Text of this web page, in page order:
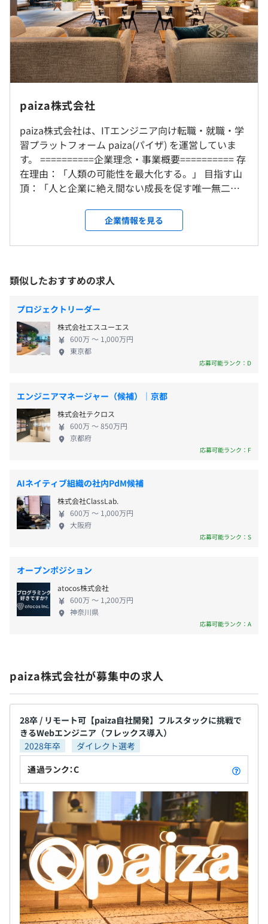
・「守り」の土台から「攻め」の領域まで幅広く裁量を持
てます。アカウント管理だけ、ヘルプデスクだけといった
縦割り業務ではないため、幅広い業務スキルが身に付きま
す。
・モダンなIT環境（クラウド中心）を扱えます(オンプレ
ミスのサーバーゼロ)
くなるかも」と業務効率化の提案をしたり、新しいツール
導入に手を挙げたりでき、経営層や各部門長と直接対話で
きる裁量のある環境です。
・組織拡大においてリーダーやマネジメントのポジション
が狙えます
業務で必要な書籍は社費で購入可能。イベント、勉強会の
問題作成時に得られた知見は、週次のミーティングで共有
っています。
半期に一度の目標設定をベースに、目標達成の振り返り、
ります。
現在は、ハイブリッド勤務です。
＜雇入時＞
東京本社
＜変更範囲＞
なし
受動喫煙防止措置に関する事項
・従業員に対する受動喫煙対策：あり
東京メトロ銀座線虎ノ門駅 徒歩4分
<月収内訳>
基 本 給： 318,937円 〜 478,406円
固定残業代： 109,635円 〜 164,453円
※月44時間の時間外勤務手当相当分。（超過分は別
途支給）
（※想定年収は年収提示額を保証するものではありません）
・勤務形態：フレックスタイム制（コアタイムなし）
休憩時間：60分 ※昼食時間は業務の都合により各々の
自主性に任せています
・祝日
・年末年始休暇：12/29～1/4
・下記リフレッシュ休暇：3日
・慶弔特別慶弔休暇
・有給休暇（入社日に2日付与、入社3か月後に8日付与）
・産前産後休暇
・育児・介護休業制度による休業期間
・子の看護休暇
・通勤交通費（全額支給）
・関東ITソフトウェア健康保険組合の保養施設/スポーツ
年2回
関東ITソフトウェア健康保険組合加入
健康保険・厚生年金加入、雇用保険・労災保険適用
無期雇用
3カ月（試用期間中の労働条件に変更は無し）
paiza株式会社
paiza株式会社は、ITエンジニア向け転職・就職・学
習プラットフォーム paiza(パイザ) を運営していま
す。 ==========企業理念・事業概要========== 存
在理由：「人類の可能性を最大化する。」 目指す山
頂：「人と企業に絶え間ない成長を促す唯一無二の
材を増やし、企業の進化を加速させる。」 日本にお
けるIT人材不足、生産性停滞という国家的課題に対
して、ITエンジニアと企業の成長プラットフォーム
成の両面から解決しようとしております。 私たち
は、ITエンジニアと企業の「成長」を支えるプラッ
トフォームとして、以下の4つの主要サービスを展開
しています。 ・paiza転職：エンジニア向け転職支援
サービス ・paiza新卒：学生向け就職支援サービス
・EN:TRY：未経験者向け転職支援サービス ・paiza
ラーニング：プログラミング学習サービス 2013年に
長。2020年のMBOを経て独立、第2創業期を迎えて
おり、IPOに向けて事業強化・組織強化を進めており
ます。今後、エンジニアと企業双方の成長サイクルを
強化するための新規事業にもチャレンジしていきま
す。 ========== paizaの挑戦 ========== 企業が抱
「ITエンジニアの転職・就職といえばpaiza」となる
ために、以下の取り組みを直近で進めています。 ・
ハイクラスエンジニアのキャリア支援に関する新規
事業 ・企業からのスカウト配信を促進することで、
市場価値をエンジニアが再認識し、市場の流動性を
ジニアの転職における選択肢を広げる ・これまで中
途メインの採用支援でしたが、大学や学校との連携
により、新卒学生に対しての支援・集客を加速
========== 事業を通じてpaizaがかなえたい世界
つあります。個のキャリア形成が重要な時代に、“個
の成長を加速する成長プラットフォーム” として、
「paiza」は、転職・就職・学習サービスが一体とな
って、ミッション・ビジョン実現に挑み続けていま
す。 ・多くのエンジニアにとって、paizaがプログラ
ミングの原風景となる ・paizaを通じて優秀なエンジ
ニア、IT人材が次々と輩出される ・優秀なエンジニ
ア・IT人材が、日本で次世代のGAFAを立ち上げる
企業情報を見る
類似したおすすめの求人
プロジェクトリーダー
株式会社エスユーエス
600万 〜 1,000万円
東京都
応募可能ランク：D
エンジニアマネージャー（候補）｜京都
株式会社テクロス
600万 〜 850万円
京都府
応募可能ランク：F
AIネイティブ組織の社内PdM候補
株式会社ClassLab.
600万 〜 1,000万円
大阪府
応募可能ランク：S
オープンポジション
atocos株式会社
600万 〜 1,200万円
神奈川県
応募可能ランク：A
paiza株式会社が募集中の求人
28卒 / リモート可【paiza自社開発】フルスタックに挑戦で
きるWebエンジニア（フレックス導入）
2028年卒
ダイレクト選考
通過ランク：C